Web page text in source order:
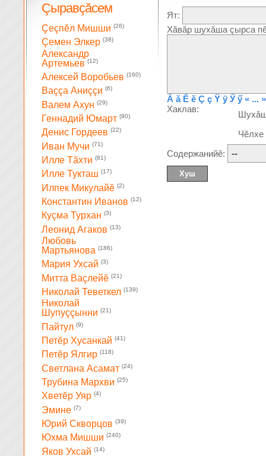
Ят:
Хăвăр шухăша çырса
Ă ă Ĕ ĕ Ç ç Ÿ ÿ Ӳ ӳ « ... »
Хаклав:
Содержанийĕ:
Çыравçăсем
Çеçпĕл Мишши (26)
Çемен Элкер (38)
Александр
Артемьев (12)
Алексей Воробьев (160)
Ваççа Аниççи (6)
Валем Ахун (29)
Геннадий Юмарт (90)
Денис Гордеев (22)
Иван Мучи (71)
Илле Тăхти (81)
Илле Тукташ (17)
Илпек Микулайĕ (2)
Константин Иванов (12)
Куçма Турхан (3)
Леонид Агаков (13)
Любовь
Мартьянова (186)
Мария Ухсай (3)
Митта Ваçлейĕ (21)
Николай Теветкел (139)
Николай
Шупуççынни (21)
Пайтул (9)
Петĕр Хусанкай (41)
Петĕр Ялгир (118)
Светлана Асамат (24)
Трубина Мархви (25)
Хветĕр Уяр (4)
Эмине (7)
Юрий Скворцов (39)
Юхма Мишши (240)
Яков Ухсай (14)